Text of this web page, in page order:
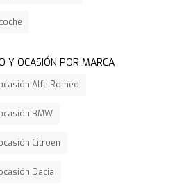
Y OCASIÓN POR MARCA
Alfa Romeo
BMW
Citroen
Dacia